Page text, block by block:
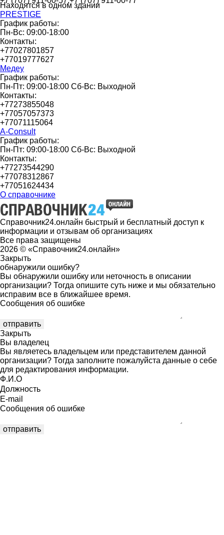
Находятся в одном здании
PRESTIGE
График работы:
Пн-Вс: 09:00-18:00
Контакты:
+77027801857
+77019777627
Медеу
График работы:
Пн-Пт: 09:00-18:00 Сб-Вс: Выходной
Контакты:
+77273855048
+77057057373
+77071115064
A-Consult
График работы:
Пн-Пт: 09:00-18:00 Сб-Вс: Выходной
Контакты:
+77273544290
+77078312867
+77051624434
О справочнике
Справочник24.онлайн быстрый и бесплатный доступ к
информации и отзывам об организациях
Все права защищены
2026 © «Справочник24.онлайн»
Закрыть
обнаружили ошибку?
Вы обнаружили ошибку или неточность в описании
организации? Тогда опишите суть ниже и мы обязательно
исправим все в ближайшее время.
Сообщения об ошибке
Закрыть
Вы владелец
Вы являетесь владельцем или представителем данной
организации? Тогда заполните пожалуйста данные о себе
для редактирования информации.
Ф.И.О
Должность
E-mail
Сообщения об ошибке